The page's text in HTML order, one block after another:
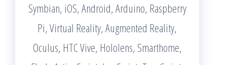
Symbian, iOS, Android, Arduino, Raspberry
Pi, Virtual Reality, Augmented Reality,
Oculus, HTC Vive, Hololens, Smarthome,